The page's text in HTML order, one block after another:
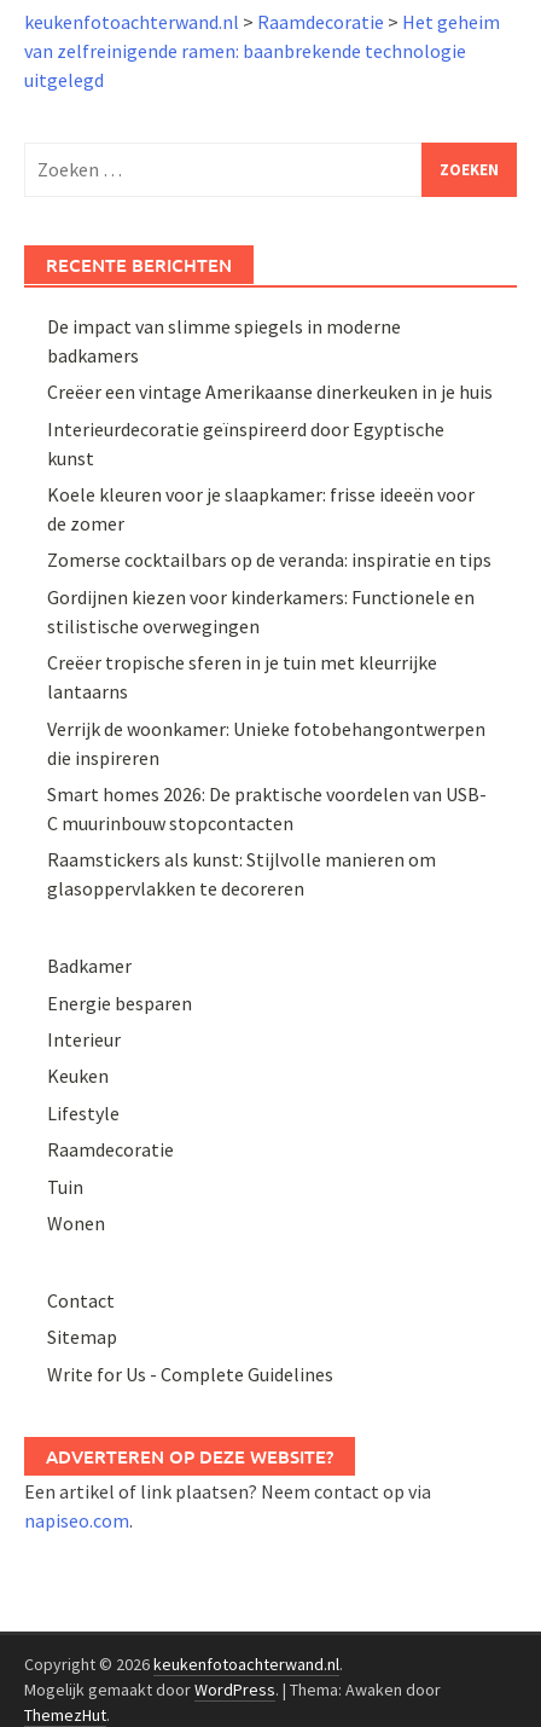
keukenfotoachterwand.nl > Raamdecoratie > Het geheim
van zelfreinigende ramen: baanbrekende technologie
uitgelegd
naar:
RECENTE BERICHTEN
De impact van slimme spiegels in moderne
badkamers
Creëer een vintage Amerikaanse dinerkeuken in je huis
Interieurdecoratie geïnspireerd door Egyptische
kunst
Koele kleuren voor je slaapkamer: frisse ideeën voor
de zomer
Zomerse cocktailbars op de veranda: inspiratie en tips
Gordijnen kiezen voor kinderkamers: Functionele en
stilistische overwegingen
Creëer tropische sferen in je tuin met kleurrijke
lantaarns
Verrijk de woonkamer: Unieke fotobehangontwerpen
die inspireren
Smart homes 2026: De praktische voordelen van USB-
C muurinbouw stopcontacten
Raamstickers als kunst: Stijlvolle manieren om
glasoppervlakken te decoreren
Badkamer
Energie besparen
Interieur
Keuken
Lifestyle
Raamdecoratie
Tuin
Wonen
Contact
Sitemap
Write for Us - Complete Guidelines
ADVERTEREN OP DEZE WEBSITE?
Een artikel of link plaatsen? Neem contact op via
napiseo.com.
Copyright © 2026keukenfotoachterwand.nl.
Mogelijk gemaakt doorWordPress. | Thema: Awaken door
ThemezHut.